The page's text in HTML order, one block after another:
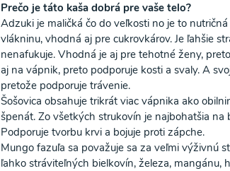
Prečo je táto kaša dobrá pre vaše telo?
Adzuki je maličká čo do veľkosti no je to
vlákninu, vhodná aj pre cukrovkárov. Je ľahšie
nenafukuje. Vhodná je aj pre tehotné ženy,
aj na vápnik, preto podporuje kosti a svaly. A
pretože podporuje trávenie.
Šošovica obsahuje trikrát viac vápnika ako
špenát. Zo všetkých strukovín je najbohatšia
Podporuje tvorbu krvi a bojuje proti zápche.
Mungo fazuľa sa považuje sa za veľmi výživnú
ľahko stráviteľných bielkovín, železa, mangánu,